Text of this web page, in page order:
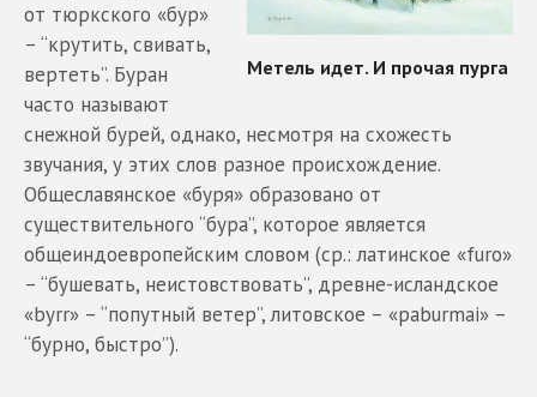
от тюркского «бур»
– “крутить, свивать,
вертеть”. Буран
часто называют
снежной бурей, однако, несмотря на схожесть
звучания, у этих слов разное происхождение.
Общеславянское «буря» образовано от
существительного “бура”, которое является
общеиндоевропейским словом (ср.: латинское «furo»
– “бушевать, неистовствовать”, древне-исландское
«byrr» – “попутный ветер”, литовское – «paburmai» –
“бурно, быстро”).